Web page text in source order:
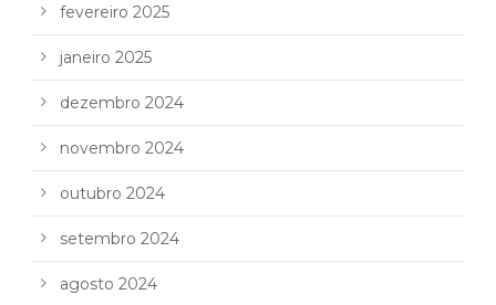
fevereiro 2025
janeiro 2025
dezembro 2024
novembro 2024
outubro 2024
setembro 2024
agosto 2024